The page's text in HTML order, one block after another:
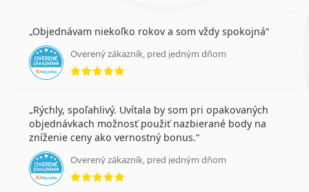
Objednávam niekoľko rokov a som vždy spokojná
Overený zákazník, pred jedným dňom
hodnotenie 5 z 5
Rýchly, spoľahlivý. Uvítala by som pri opakovaných
objednávkach možnosť použiť nazbierané body na
zníženie ceny ako vernostný bonus.
Overený zákazník, pred jedným dňom
hodnotenie 5 z 5